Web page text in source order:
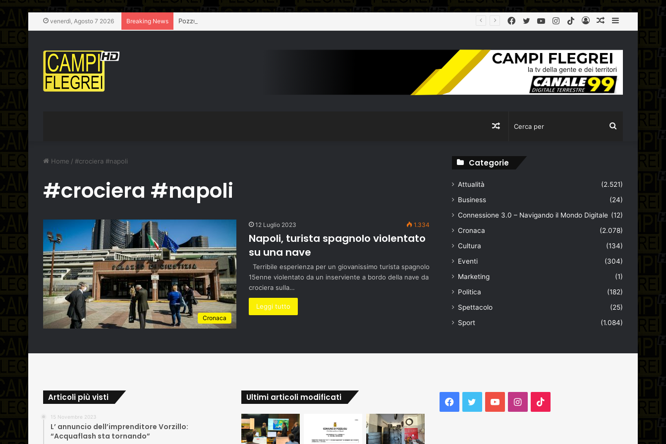
venerdì, Agosto 7 2026 Breaking News Pozzuoli, chiuso il plesso Marconi dopo il terremoto del 31 luglio: edificio dichiarato inagibile Sidebar
Articolo
Log
TikTok
Instagram
YouTube
Twitter
Facebook
Cerca
Articolo
casuale
Home / #crociera #napoli
#crociera #napoli
Cronaca
12 Luglio 2023 1.334
Napoli, turista spagnolo violentato
su una nave
Terribile esperienza per un giovanissimo turista spagnolo
15enne violentato da un inserviente a bordo della nave da
crociera sulla…
Leggi tutto
Categorie
Attualità
(2.521)
Business
(24)
Connessione 3.0 – Navigando il Mondo Digitale (12)
Cronaca
(2.078)
Cultura
(134)
Eventi
(304)
Marketing
(1)
Politica
(182)
Spettacolo
(25)
Sport
(1.084)
Articoli più visti
15 Novembre 2023
L’ annuncio dell’imprenditore Vorzillo:
“Acquaflash sta tornando”
Ultimi articoli modificati Facebook
TwitterYouTubeInstagram
TikTok